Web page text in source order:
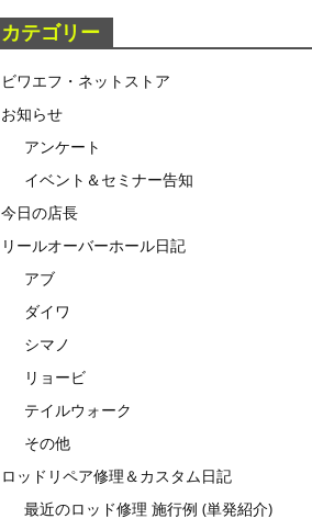
カテゴリー
ビワエフ・ネットストア
お知らせ
アンケート
イベント＆セミナー告知
今日の店長
リールオーバーホール日記
アブ
ダイワ
シマノ
リョービ
テイルウォーク
その他
ロッドリペア修理＆カスタム日記
最近のロッド修理 施行例 (単発紹介)